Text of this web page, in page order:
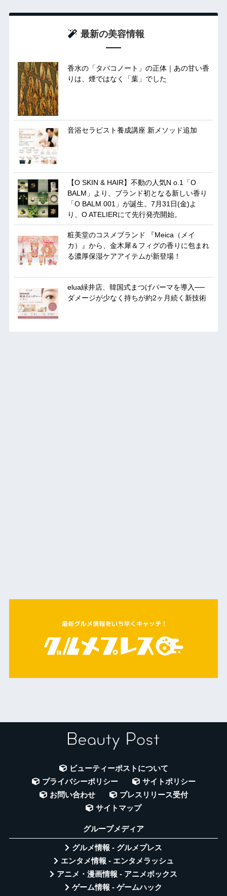
最新の美容情報
香水の「タバコノート」の正体｜あの甘い香
りは、煙ではなく「葉」でした
音浴セラピスト養成講座 新メソッド追加
【O SKIN & HAIR】不動の人気N o.1「O
BALM」より、ブランド初となる新しい香り
「O BALM 001」が誕生。7月31日(金)よ
り、O ATELIERにて先行発売開始。
粧美堂のコスメブランド 『Meica（メイ
カ）』から、金木犀＆フィグの香りに包まれ
る濃厚保湿ケアアイテムが新登場！
elua緑井店、韓国式まつげパーマを導入──
ダメージが少なく持ちが約2ヶ月続く新技術
ビューティーポストについて
プライバシーポリシー
サイトポリシー
お問い合わせ
プレスリリース受付
サイトマップ
グループメディア
グルメ情報 - グルメプレス
エンタメ情報 - エンタメラッシュ
アニメ・漫画情報 - アニメボックス
ゲーム情報 - ゲームハック